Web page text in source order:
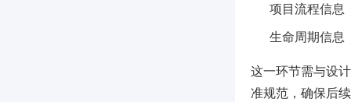
项目流程信息
生命周期信息
这一环节需与设
准规范，确保后